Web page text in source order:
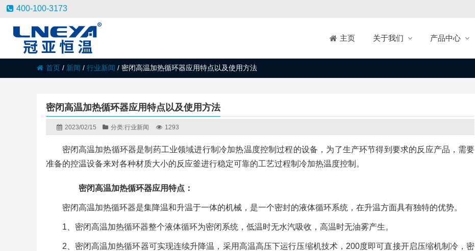
400-100-3173
主页 关于我们 产品中心
首页 / 新闻 / 行业新闻 / 密闭高温加热循环器应用特点以及使用方法
密闭高温加热循环器应用特点以及使用方法
2023/02/15 分类:行业新闻 1293
密闭高温加热循环器是制药工业领域进行制冷加热温度控制过程的设备，为了生产环节得到要求的反应产品，需要
准备的控温设备来对各种材质大小的反应釜进行稳定可靠的工艺过程制冷加热温度控制。
密闭高温加热循环器应用特点：
密闭高温加热循环器是集降温和升温于一体的机械，是一个密封的液体循环系统，在升温方面具有独特的优势。
1、密闭高温加热循环器整个液体循环为密闭系统，低温时无水汽吸收，高温时无油雾产生。
2、密闭高温加热循环器可实现连续升降温，采用高温高压下运行压缩机技术，200度即可直接开启压缩机制冷，密